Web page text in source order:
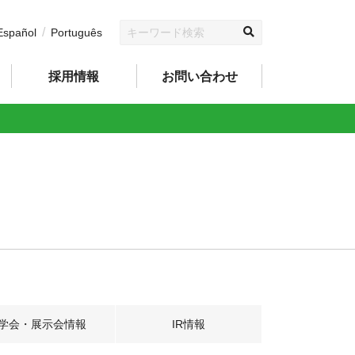
Português
採用情報 お問い合わせ
会・展示会情報 IR情報